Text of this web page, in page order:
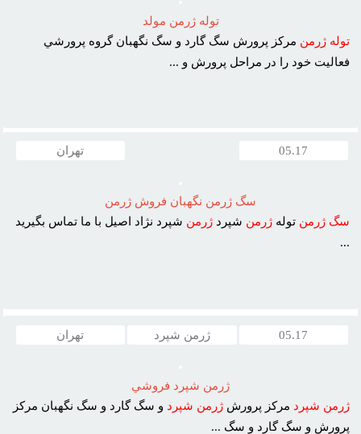
توله ژرمن مولد
توله ژرمن مرکز پرورش سگ گارد و سگ نگهبان گروه پرورشي
فعاليت خود را در مراحل پرورش و ...
05.17 تهران
سگ ژرمن نگهبان فروش ژرمن
سگ ژرمن تولهژرمن شپردژرمن شپرد نژاد اصيل با ما تماس بگيريد
...
05.17 ژرمن شپرد تهران
ژرمن شپرد فروشي
ژرمن شپرد مرکز پرورشژرمن شپرد و سگ گارد و سگ نگهبان مرکز
پرورش و سگ گارد و سگ ...